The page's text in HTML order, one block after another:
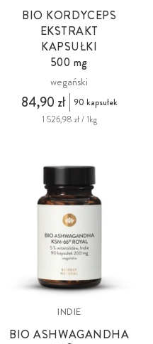
BIO KORDYCEPS
EKSTRAKT
KAPSUŁKI
500 mg
wegański
84,90 zł
90 kapsułek
1 526,98 zł / 1kg
INDIE
BIO ASHWAGANDHA